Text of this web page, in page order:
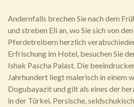
Andernfalls brechen Sie nach dem
und streben Eli an, wo Sie sich von
Pferdetreibern herzlich
Erfrischung im Hotel, besuchen Sie
Ishak Pascha Palast. Die
Jahrhundert liegt malerisch in einem
Dogubayazit und gilt als eines der
in der Türkei. Persische,